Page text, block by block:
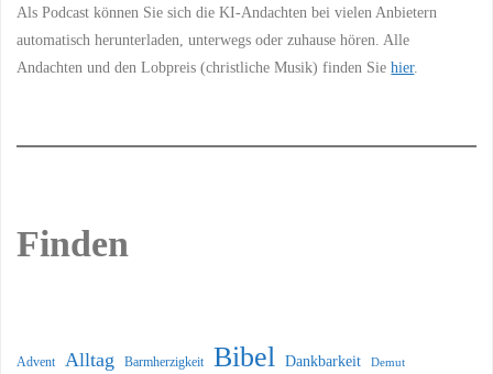
Als Podcast können Sie sich die KI-Andachten bei vielen Anbietern
automatisch herunterladen, unterwegs oder zuhause hören. Alle
Andachten und den Lobpreis (christliche Musik) finden Siehier.
Finden
Advent Alltag Barmherzigkeit Bibel Dankbarkeit Demut